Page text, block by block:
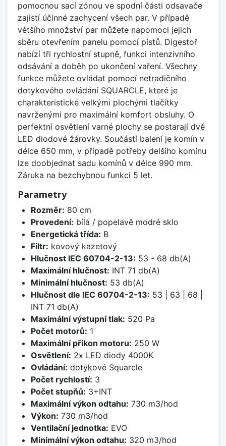
pomocnou sací zónou ve spodní části odsavače
zajistí účinné zachycení všech par. V případě
většího množství par můžete napomoci jejich
sběru otevřením panelu pomocí pístů. Digestoř
nabízí tři rychlostní stupně, funkci intenzivního
odsávání a doběh po ukončení vaření. Všechny
funkce můžete ovládat pomocí netradičního
dotykového ovládání SQUARCLE, které je
charakteristické velkými plochými tlačítky
navrženými pro maximální komfort obsluhy. O
perfektní osvětlení varné plochy se postarají dvě
LED diodové žárovky. Součástí balení je komín v
délce 650 mm, v případě potřeby delšího komínu
lze doobjednat sadu komínů v délce 990 mm.
Záruka na bezchybnou funkci 5 let.
Parametry
Rozměr: 80 cm
Provedení: bílá / popelavě modré sklo
Energetická třída: B
Filtr: kovový kazetový
Hlučnost IEC 60704-2-13: 53 - 68 db(A)
Maximální hlučnost: INT 71 db(A)
Minimální hlučnost: 53 db(A)
Hlučnost dle IEC 60704-2-13: 53 | 63 | 68 |
INT 71 db(A)
Maximální výstupní tlak: 520 Pa
Počet motorů: 1
Maximální příkon motoru: 250 W
Osvětlení: 2x LED diody 4000K
Ovládání: dotykové Squarcle
Počet rychlostí: 3
Počet stupňů: 3+INT
Maximální výkon odtahu: 730 m3/hod
Výkon: 730 m3/hod
Ventilační jednotka: EVO
Minimální výkon odtahu: 320 m3/hod